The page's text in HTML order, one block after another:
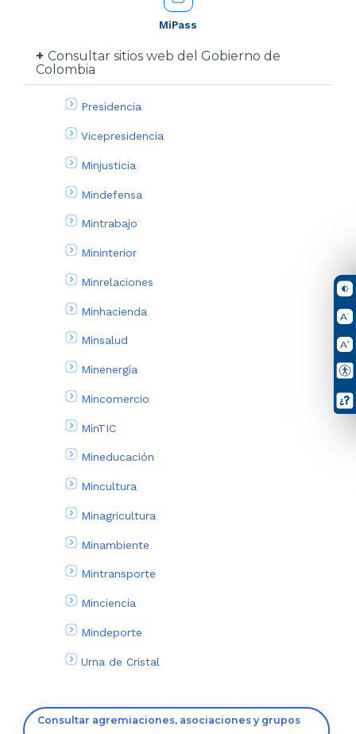
MiPass
Consultar sitios web del Gobierno de
Colombia
Presidencia
Vicepresidencia
Minjusticia
Mindefensa
Mintrabajo
Mininterior
Minrelaciones
Minhacienda
Minsalud
Minenergía
Mincomercio
MinTIC
Mineducación
Mincultura
Minagricultura
Minambiente
Mintransporte
Minciencia
Mindeporte
Urna de Cristal
Consultar agremiaciones, asociaciones y grupos